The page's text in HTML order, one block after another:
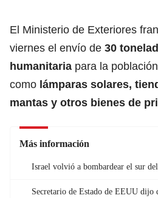
El Ministerio de Exteriores
viernes el envío de 30
humanitaria para la
como lámparas solares,
mantas y otros bienes de
Más información
Israel volvió a bombardear el sur
Secretario de Estado de EEUU dijo